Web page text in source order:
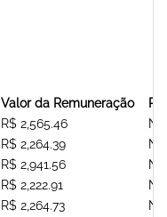
Valor da Remuneração
R$ 2,565.46
R$ 2,264.39
R$ 2,941.56
R$ 2,222.91
R$ 2,264.73